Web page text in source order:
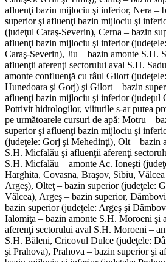
afluenţi bazin mijlociu şi inferior, Nera –
superior şi afluenţi bazin mijlociu şi
(judeţul Caraş-Severin), Cerna – bazin
afluenţi bazin mijlociu şi inferior
Caraş-Severin), Jiu – bazin amonte S.H.
afluenţii aferenţi sectorului aval S.H.
amonte confluenţă cu râul Gilort (judeţele:
Hunedoara şi Gorj) şi Gilort – bazin
afluenţi bazin mijlociu şi inferior (judeţul
Potrivit hidrologilor, viiturile s-ar putea
pe următoarele cursuri de apă: Motru –
superior şi afluenţi bazin mijlociu şi
(judeţele: Gorj şi Mehedinţi), Olt – bazin
S.H. Micfalău şi afluenţii aferenţi
S.H. Micfalău – amonte Ac. Ioneşti
Harghita, Covasna, Braşov, Sibiu, Vâlcea
Argeş), Olteţ – bazin superior (judeţele:
Vâlcea), Argeş – bazin superior,
bazin superior (judeţele: Argeş şi
Ialomiţa – bazin amonte S.H. Moroeni şi
aferenţi sectorului aval S.H. Moroeni –
S.H. Băleni, Cricovul Dulce (judeţele:
şi Prahova), Prahova – bazin superior şi